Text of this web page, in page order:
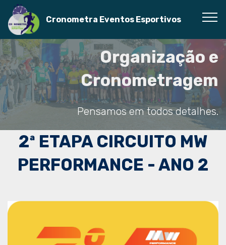
Cronometra Eventos Esportivos
Organização e
Cronometragem
Pensamos em todos detalhes.
2ª ETAPA CIRCUITO MW
PERFORMANCE - ANO 2